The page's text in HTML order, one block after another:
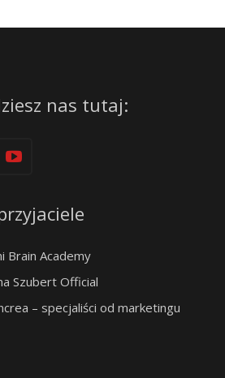
nas tutaj:
Brain Academy
Szubert Official
– specjaliści od marketingu